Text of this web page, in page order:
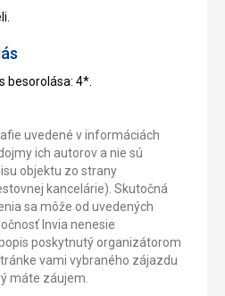
besorolása: 4*.
uvedené v informáciách
ich autorov a nie sú
objektu zo strany
kancelárie). Skutočná
sa môže od uvedených
Invia nenesie
poskytnutý organizátorom
vami vybraného zájazdu
máte záujem.